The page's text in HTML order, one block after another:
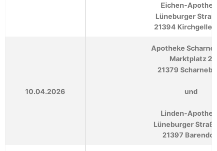
Eichen-
Lüneburger
21394
10.04.2026
Apotheke
Marktplatz 2
21379
und
Linden-
Lüneburger
21397